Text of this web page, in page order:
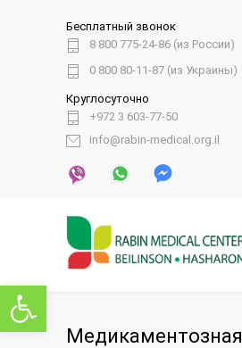
Открыть панель инструментов
Бесплатный звонок
8 800 775-24-86 (из России)
0 800 80-11-87 (из Украины)
Круглосуточно
+972 3 603-77-50
info@rabin-medical.org.il
Медикаментозная